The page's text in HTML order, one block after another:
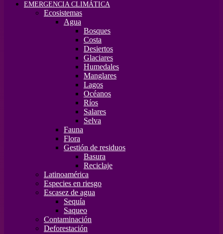
EMERGENCIA CLIMÁTICA
Ecosistemas
Agua
Bosques
Costa
Desiertos
Glaciares
Humedales
Manglares
Lagos
Océanos
Ríos
Salares
Selva
Fauna
Flora
Gestión de residuos
Basura
Reciclaje
Latinoamérica
Especies en riesgo
Escasez de agua
Sequía
Saqueo
Contaminación
Deforestación